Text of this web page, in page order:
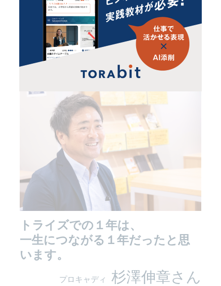
う方には、おすすめのスクールです。
受講生のインタビューもご紹介します。
トライズでの１年は、
一生につながる１年だったと思
います。
プロキャディ 杉澤伸章さん